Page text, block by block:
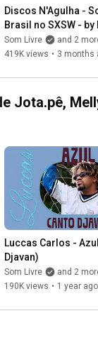
Discos N'Agulha -
Brasil no SXSW - by
Nyack | Vynil Mix DJ
MPB
Som Livre
and 2
419K views • 3 months
Jota.pê,
Luccas Carlos -
Djavan)
Som Livre
and 2
190K views • 1 year ago